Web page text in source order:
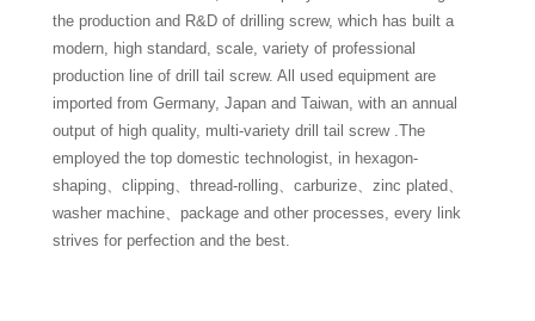
the production and R&D of drilling screw, which has built a
modern, high standard, scale, variety of professional
production line of drill tail screw. All used equipment are
imported from Germany, Japan and Taiwan, with an annual
output of high quality, multi-variety drill tail screw .The
employed the top domestic technologist, in hexagon-
shaping、clipping、thread-rolling、carburize、zinc plated、
washer machine、package and other processes, every link
strives for perfection and the best.